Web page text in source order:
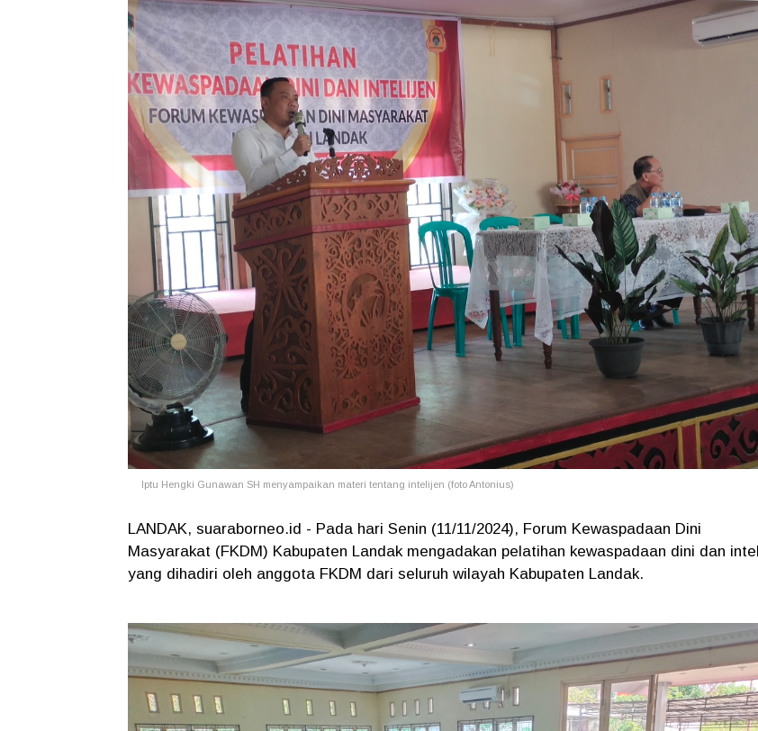
Iptu Hengki Gunawan SH menyampaikan materi tentang intelijen (foto Antonius)
LANDAK, suaraborneo.id - Pada hari Senin (11/11/2024), Forum Kewaspadaan Dini
Masyarakat (FKDM) Kabupaten Landak mengadakan pelatihan kewaspadaan dini dan
yang dihadiri oleh anggota FKDM dari seluruh wilayah Kabupaten Landak.